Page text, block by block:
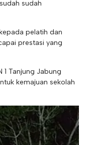
sudah
pelatih dan
prestasi yang
1 Tanjung Jabung
kemajuan sekolah